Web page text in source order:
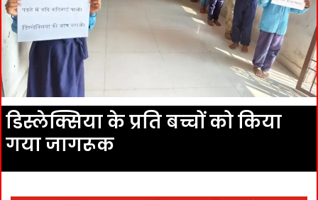
डिस्लेक्सिया के प्रति बच्चों को किया
गया जागरूक